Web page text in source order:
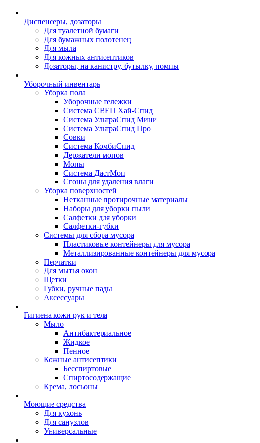
Диспенсеры, дозаторы
Для туалетной бумаги
Для бумажных полотенец
Для мыла
Для кожных антисептиков
Дозаторы, на канистру, бутылку, помпы
Уборочный инвентарь
Уборка пола
Уборочные тележки
Система СВЕП Хай-Спид
Система УльтраСпид Мини
Система УльтраСпид Про
Совки
Система КомбиСпид
Держатели мопов
Мопы
Система ДастМоп
Сгоны для удаления влаги
Уборка поверхностей
Нетканные протирочные материалы
Наборы для уборки пыли
Салфетки для уборки
Салфетки-губки
Системы для сбора мусора
Пластиковые контейнеры для мусора
Металлизированные контейнеры для мусора
Перчатки
Для мытья окон
Щетки
Губки, ручные пады
Аксессуары
Гигиена кожи рук и тела
Мыло
Антибактериальное
Жидкое
Пенное
Кожные антисептики
Бесспиртовые
Cпиртосодержащие
Крема, лосьоны
Моющие средства
Для кухонь
Для санузлов
Универсальные